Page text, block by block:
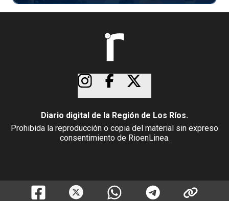
Diario digital de la Región de Los Ríos.
Prohibida la reproducción o copia del material sin expreso
consentimiento de RioenLinea.